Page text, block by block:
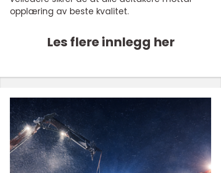
opplæring av beste kvalitet.
Les flere innlegg her